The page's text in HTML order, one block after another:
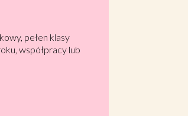
pełen klasy
współpracy lub